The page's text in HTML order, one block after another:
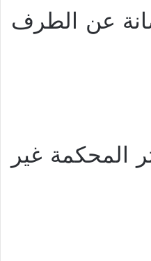
عن الطرف
المحكمة غير